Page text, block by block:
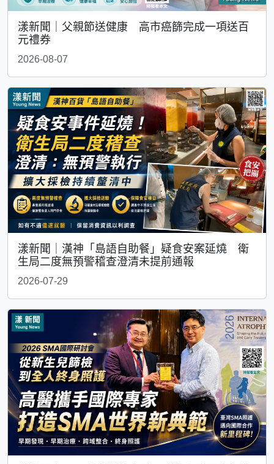
漾新聞｜父親節送健康 高市癌篩完成一項送百
元禮券
2026-08-07
漾新聞｜漢神「島語自助餐」疑食安案延燒 衛
生局二度無預警稽查澄清未提前通報
2026-07-29